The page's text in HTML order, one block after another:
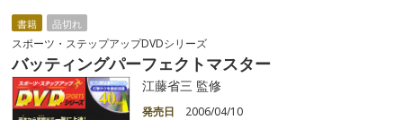
書籍 品切れ
スポーツ・ステップアップDVDシリーズ
バッティングパーフェクトマスター
江藤省三 監修
発売日
2006/04/10